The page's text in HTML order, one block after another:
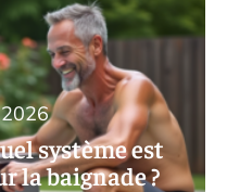
système est
la baignade ?